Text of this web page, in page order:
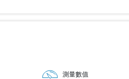
測量數值